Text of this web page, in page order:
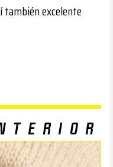
también excelente